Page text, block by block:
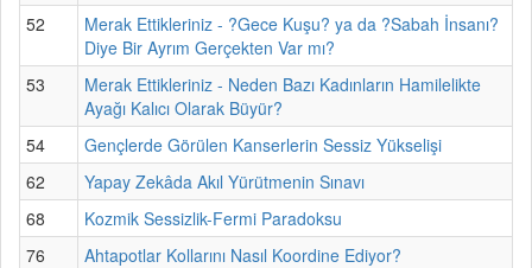
52
Merak Ettikleriniz - ?Gece Kuşu? ya da ?Sabah İnsanı?
Diye Bir Ayrım Gerçekten Var mı?
53
Merak Ettikleriniz - Neden Bazı Kadınların Hamilelikte
Ayağı Kalıcı Olarak Büyür?
54
Gençlerde Görülen Kanserlerin Sessiz Yükselişi
62
Yapay Zekâda Akıl Yürütmenin Sınavı
68
Kozmik Sessizlik-Fermi Paradoksu
76
Ahtapotlar Kollarını Nasıl Koordine Ediyor?